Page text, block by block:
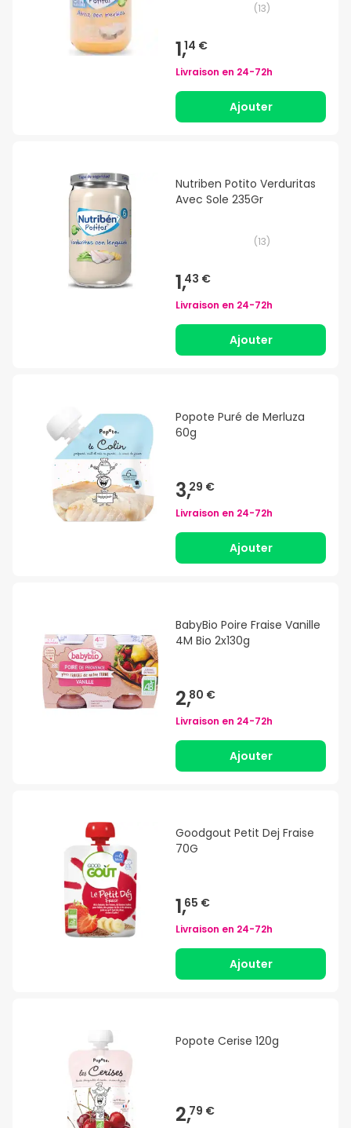
(13)
1,14 €
Livraison en 24-72h
Ajouter
Nutriben Potito Verduritas
Avec Sole 235Gr
(13)
1,43 €
Livraison en 24-72h
Ajouter
Popote Puré de Merluza
60g
3,29 €
Livraison en 24-72h
Ajouter
BabyBio Poire Fraise Vanille
4M Bio 2x130g
2,80 €
Livraison en 24-72h
Ajouter
Goodgout Petit Dej Fraise
70G
1,65 €
Livraison en 24-72h
Ajouter
Popote Cerise 120g
2,79 €